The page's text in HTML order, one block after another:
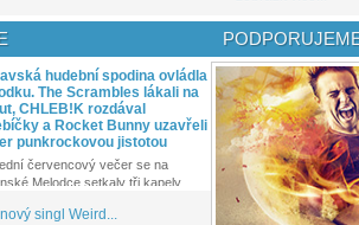
hudební spodina ovládla
The Scrambles lákali na
CHLEB!K rozdával
a Rocket Bunny uzavřeli
punkrockovou jistotou
červencový večer se na
Melodce setkaly tři kapely...
singl Weird...